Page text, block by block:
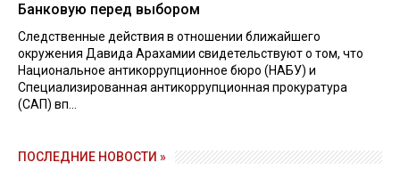
Банковую перед выбором
Следственные действия в отношении ближайшего
окружения Давида Арахамии свидетельствуют о том, что
Национальное антикоррупционное бюро (НАБУ) и
Специализированная антикоррупционная прокуратура
(САП) вп...
ПОСЛЕДНИЕ НОВОСТИ »